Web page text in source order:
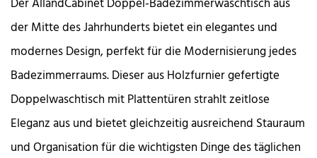
der Mitte des Jahrhunderts bietet ein elegantes und
modernes Design, perfekt für die Modernisierung jedes
Badezimmerraums. Dieser aus Holzfurnier gefertigte
Doppelwaschtisch mit Plattentüren strahlt zeitlose
Eleganz aus und bietet gleichzeitig ausreichend Stauraum
und Organisation für die wichtigsten Dinge des täglichen